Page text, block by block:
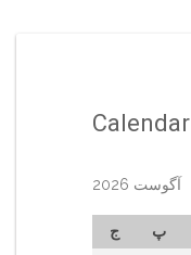
Calendar
آگوست 2026
پ
ج